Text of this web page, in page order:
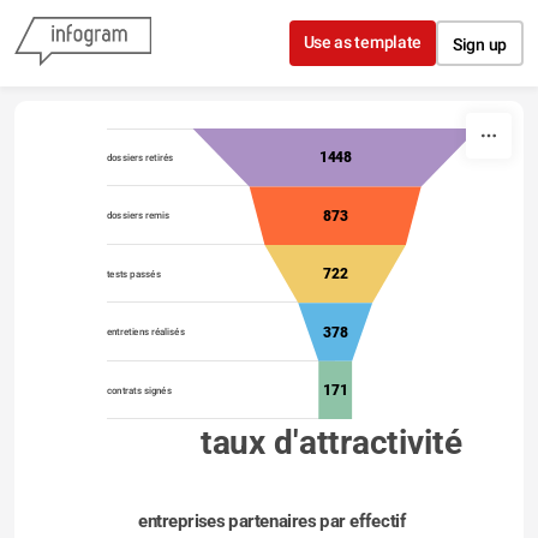
Skip to content
Use as template Sign up
dossiers retirés
dossiers remis
tests passés
entretiens réalisés
contrats signés
1448
873
722
378
171
taux d'attractivité
entreprises partenaires par effectif